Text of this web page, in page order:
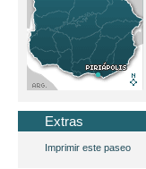
Extras
Imprimir este paseo